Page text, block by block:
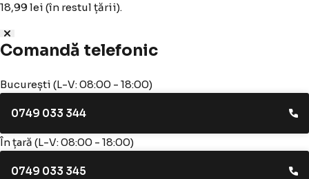
18,99 lei (în restul țării).
Comandă telefonic
București (L-V: 08:00 - 18:00)
0749 033 344
În țară (L-V: 08:00 - 18:00)
0749 033 345